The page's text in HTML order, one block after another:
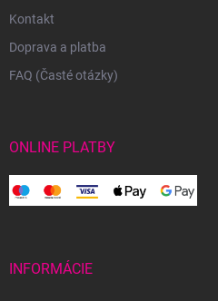
Kontakt
Doprava a platba
FAQ (Časté otázky)
ONLINE PLATBY
INFORMÁCIE